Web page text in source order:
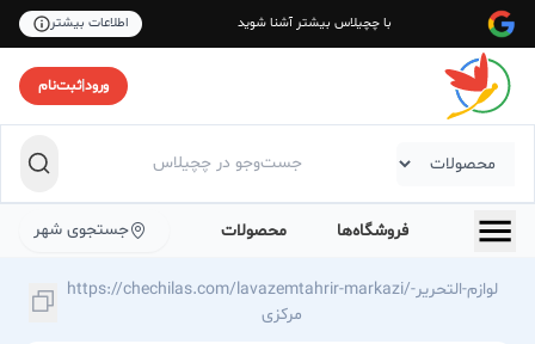
با چچیلاس بیشتر آشنا شوید اطلاعات بیشتر
ورود|ثبت‌نام
فروشگاه‌ها محصولات جستجوی شهر
https://chechilas.com/lavazemtahrir-markazi/لوازم-التحریر-
مرکزی